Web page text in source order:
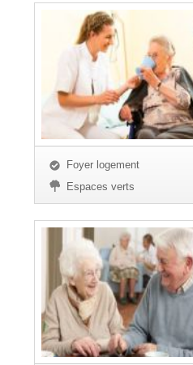
Foyer logement
Espaces verts